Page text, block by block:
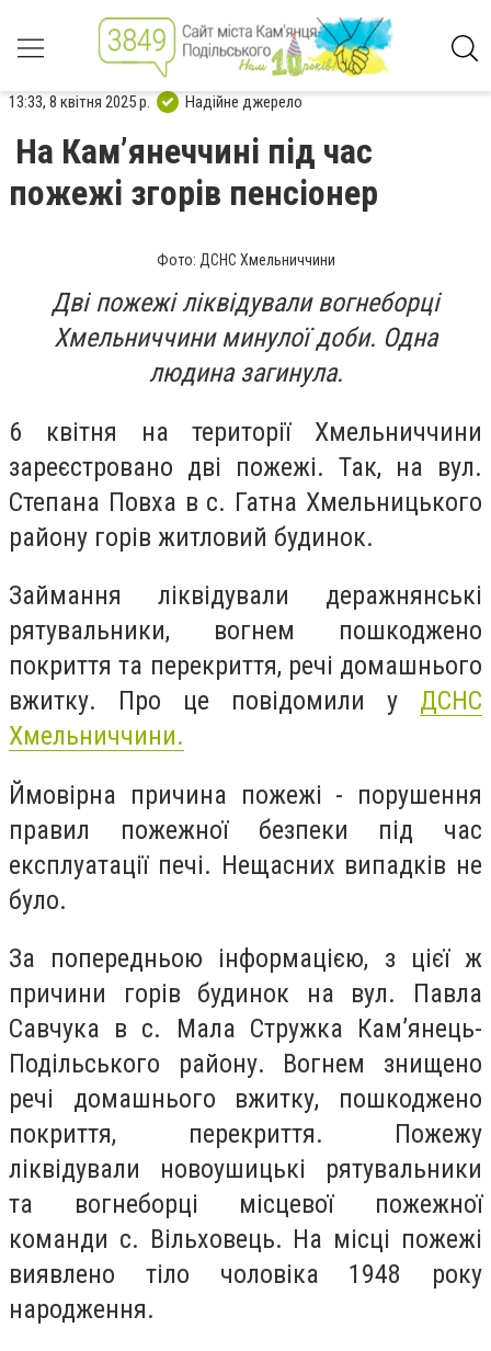
13:33, 8 квітня 2025 р. Надійне джерело
На Кам’янеччині під час
пожежі згорів пенсіонер
Фото: ДСНС Хмельниччини
Дві пожежі ліквідували вогнеборці
Хмельниччини минулої доби. Одна
людина загинула.
6 квітня на території Хмельниччини
зареєстровано дві пожежі. Так, на вул.
Степана Повха в с. Гатна Хмельницького
району горів житловий будинок.
Займання ліквідували деражнянські
рятувальники, вогнем пошкоджено
покриття та перекриття, речі домашнього
вжитку. Про це повідомили у ДСНС
Хмельниччини.
Ймовірна причина пожежі - порушення
правил пожежної безпеки під час
експлуатації печі. Нещасних випадків не
було.
За попередньою інформацією, з цієї ж
причини горів будинок на вул. Павла
Савчука в с. Мала Стружка Кам’янець-
Подільського району. Вогнем знищено
речі домашнього вжитку, пошкоджено
покриття, перекриття. Пожежу
ліквідували новоушицькі рятувальники
та вогнеборці місцевої пожежної
команди с. Вільховець. На місці пожежі
виявлено тіло чоловіка 1948 року
народження.